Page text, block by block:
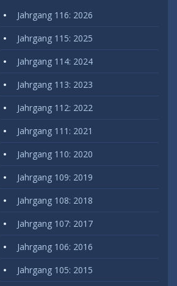
Jahrgang 116: 2026
Jahrgang 115: 2025
Jahrgang 114: 2024
Jahrgang 113: 2023
Jahrgang 112: 2022
Jahrgang 111: 2021
Jahrgang 110: 2020
Jahrgang 109: 2019
Jahrgang 108: 2018
Jahrgang 107: 2017
Jahrgang 106: 2016
Jahrgang 105: 2015